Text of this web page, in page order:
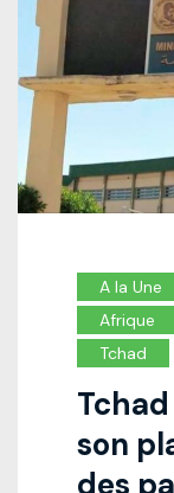
A la Une
Afrique
Tchad
Tchad
son
des